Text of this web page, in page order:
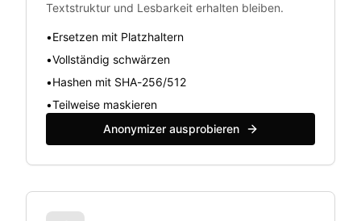
Textstruktur und Lesbarkeit erhalten bleiben.
•Ersetzen mit Platzhaltern
•Vollständig schwärzen
•Hashen mit SHA-256/512
•Teilweise maskieren
Anonymizer ausprobieren